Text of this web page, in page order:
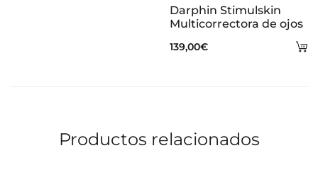
carrito
Darphin Stimulskin
Multicorrectora de ojos
139,00€
Productos relacionados